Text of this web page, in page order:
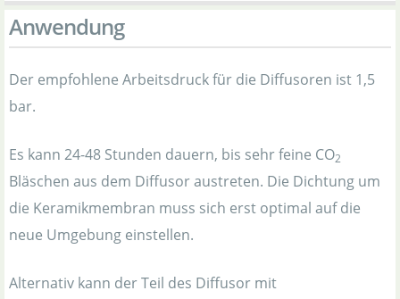
Anwendung
Der empfohlene Arbeitsdruck für die Diffusoren ist 1,5
bar.
Es kann 24-48 Stunden dauern, bis sehr feine CO2
Bläschen aus dem Diffusor austreten. Die Dichtung um
die Keramikmembran muss sich erst optimal auf die
neue Umgebung einstellen.
Alternativ kann der Teil des Diffusor mit